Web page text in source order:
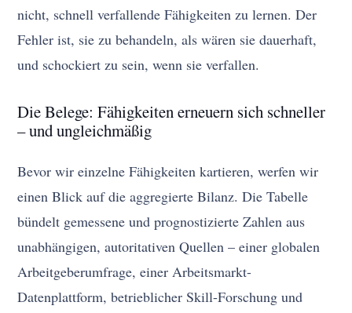
nicht, schnell verfallende Fähigkeiten zu lernen. Der
Fehler ist, sie zu behandeln, als wären sie dauerhaft,
und schockiert zu sein, wenn sie verfallen.
Die Belege: Fähigkeiten erneuern sich schneller
– und ungleichmäßig
Bevor wir einzelne Fähigkeiten kartieren, werfen wir
einen Blick auf die aggregierte Bilanz. Die Tabelle
bündelt gemessene und prognostizierte Zahlen aus
unabhängigen, autoritativen Quellen – einer globalen
Arbeitgeberumfrage, einer Arbeitsmarkt-
Datenplattform, betrieblicher Skill-Forschung und